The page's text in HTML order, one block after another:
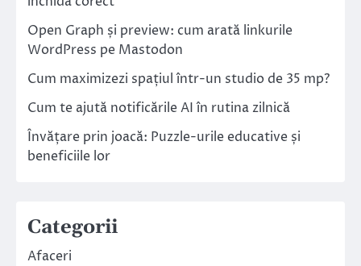
Open Graph și preview: cum arată linkurile
WordPress pe Mastodon
Cum maximizezi spațiul într-un studio de 35 mp?
Cum te ajută notificările AI în rutina zilnică
Învățare prin joacă: Puzzle-urile educative și
beneficiile lor
Categorii
Afaceri